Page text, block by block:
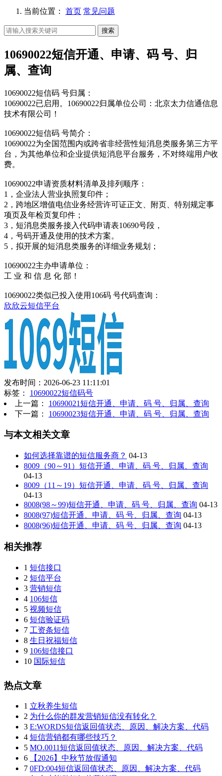
当前位置： 首页 常见问题
搜索
10690022短信开通、申请、码 号、归
属、查询
10690022短信码 号归属：
10690022已启用。10690022归属单位公司：北京太力信通信息
技术有限公司！
10690022短信码 号简介：
10690022为全国范围内或跨省非经营性短消息类服务第三方平
台，为其他单位和企业提供短消息平台服务，不对终端用户收
费。
10690022申请资质材料清单及排列顺序：
1，企业法人营业执照复印件；
2，跨地区增值电信业务经营许可证正文、附页、特别规定事
项页及年检页复印件；
3，短消息类服务接入代码申请表10690号段，
4，号码开通及使用的技术方案。
5，拟开展的短消息类服务的详细业务规划；
10690022主办申请单位：
工 业 和 信 息 化 部！
10690022类似已投入使用106码 号代码查询：
欣欣云短信平台
发布时间：2026-06-23 11:11:01
标签： 10690022短信码号
上一篇： 10690021短信开通、申请、码 号、归属、查询
下一篇： 10690023短信开通、申请、码 号、归属、查询
与本文相关文章
如何选择靠谱的短信服务商？ 04-13
8009（90～91）短信开通、申请、码 号、归属、查询
04-13
8009（11～19）短信开通、申请、码 号、归属、查询
04-13
8008(98～99)短信开通、申请、码 号、归属、查询 04-13
8008(97)短信开通、申请、码 号、归属、查询 04-13
8008(96)短信开通、申请、码 号、归属、查询 04-13
相关推荐
1 短信接口
2 短信平台
3 营销短信
4 106短信
5 视频短信
6 短信验证码
7 工资条短信
8 生日祝福短信
9 106短信接口
10 国际短信
热点文章
1 立秋养生短信
2 为什么你的群发营销短信没有转化？
3 E:WORDS短信返回值状态、原因、解决方案、代码
4 短信营销都有哪些技巧？
5 MO.0011短信返回值状态、原因、解决方案、代码
6
【2026】中秋节放假通知
7 0FD:004短信返回值状态、原因、解决方案、代码